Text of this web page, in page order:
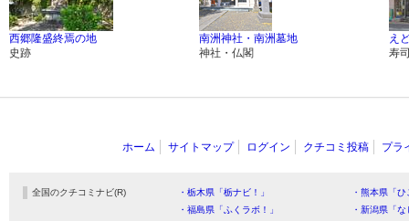
西郷隆盛終焉の地
史跡
南洲神社・南洲墓地
神社・仏閣
え
寿
ホーム サイトマップ ログイン クチコミ投稿 プラ
全国のクチコミナビ(R) ・栃木県「栃ナビ！」
・熊本県「
・福島県「ふくラボ！」
・新潟県「